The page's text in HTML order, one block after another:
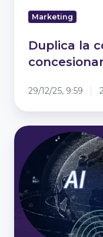
Marketing
Duplica la
29/12/25, 9:59
¿Cómo
prepararse
para
las
normativas
globales
de